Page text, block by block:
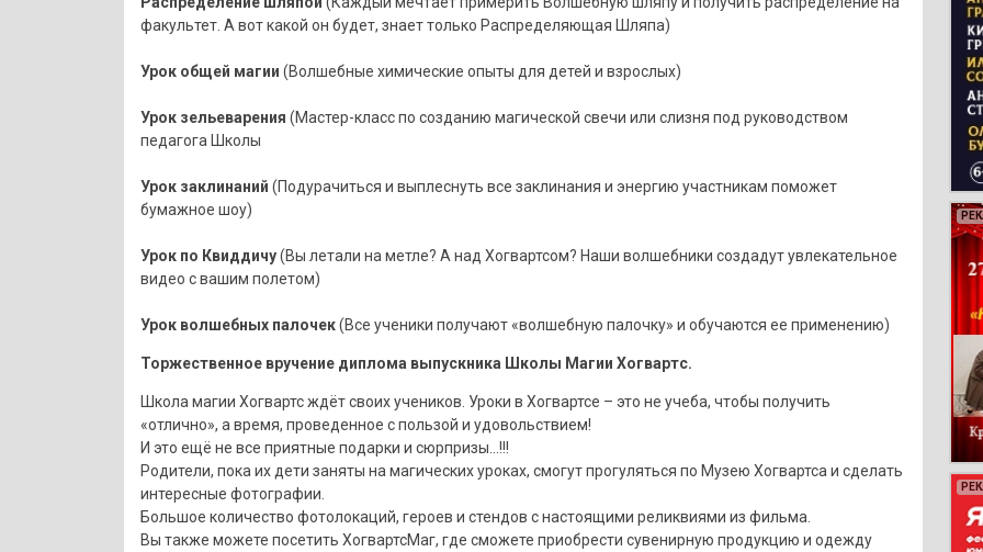
факультет. А вот какой он будет, знает только Распределяющая Шляпа)
Урок общей магии (Волшебные химические опыты для детей и взрослых)
Урок зельеварения (Мастер-класс по созданию магической свечи или слизня под руководством
педагога Школы
Урок заклинаний (Подурачиться и выплеснуть все заклинания и энергию участникам поможет
бумажное шоу)
Урок по Квиддичу(Вы летали на метле? А над Хогвартсом? Наши волшебники создадут увлекательное
видео с вашим полетом)
Урок волшебных палочек(Все ученики получают «волшебную палочку» и обучаются ее применению)
Торжественное вручение диплома выпускника Школы Магии Хогвартс.
Школа магии Хогвартс ждёт своих учеников. Уроки в Хогвартсе – это не учеба, чтобы получить
«отлично», а время, проведенное с пользой и удовольствием!
И это ещё не все приятные подарки и сюрпризы...!!!
Родители, пока их дети заняты на магических уроках, смогут прогуляться по Музею Хогвартса и сделать
интересные фотографии.
Большое количество фотолокаций, героев и стендов с настоящими реликвиями из фильма.
Вы также можете посетить ХогвартсМаг, где сможете приобрести сувенирную продукцию и одежду